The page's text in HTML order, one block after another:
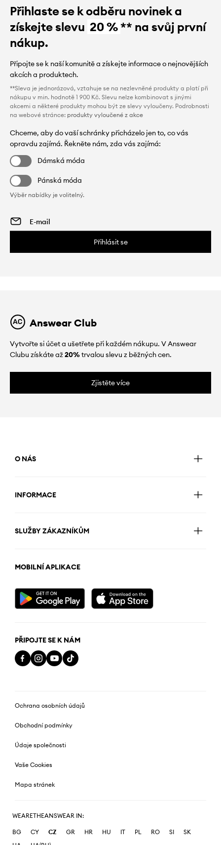
Přihlaste se k odběru novinek a
získejte slevu 20 %** na svůj první
nákup.
Připojte se k naší komunitě a získejte informace o nejnovějších
akcích a produktech.
**Sleva je jednorázová, vztahuje se na nezlevněné produkty a platí při
nákupu v min. hodnotě 1 900 Kč. Slevu nelze kombinovat s jinými
akcemi a některé produkty mohou být ze slevy vyloučeny. Podrobnosti
na webové stránce: produkty vyloučené z akce
Chceme, aby do vaší schránky přicházelo jen to, co vás
opravdu zajímá. Řekněte nám, zda vás zajímá:
Dámská móda
Pánská móda
Výběr nabídky je volitelný.
Přihlásit se
Answear Club
Vytvořte si účet a ušetřete při každém nákupu. V Answear
Clubu získáte až20%trvalou slevu z běžných cen.
Zjistěte více
O NÁS
INFORMACE
SLUŽBY ZÁKAZNÍKŮM
MOBILNÍ APLIKACE
PŘIPOJTE SE K NÁM
Ochrana osobních údajů
Obchodní podmínky
Údaje společnosti
Vaše Cookies
Mapa stránek
WEARETHEANSWEAR IN:
BG CY CZ GR HR HU IT PL RO SI
SK